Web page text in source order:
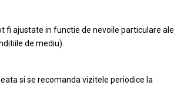
fi ajustate in functie de nevoile particulare ale
de mediu).
si se recomanda vizitele periodice la